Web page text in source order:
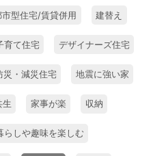
市型住宅/賃貸併用 建替え
育て住宅 デザイナーズ住宅
災・減災住宅 地震に強い家
生 家事が楽 収納
らしや趣味を楽しむ